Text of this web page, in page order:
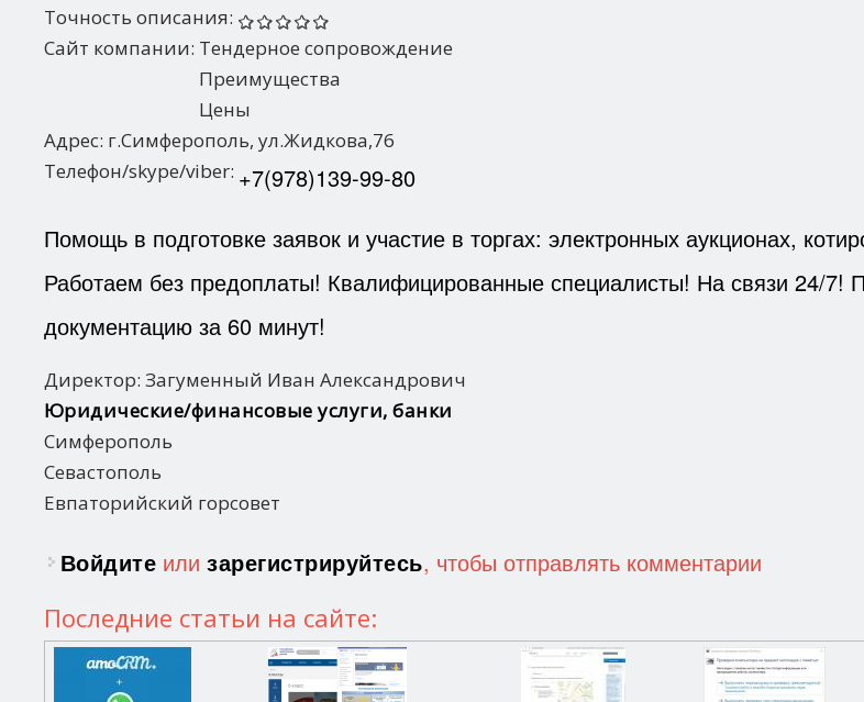
Точность описания:
Сайт компании: Тендерное сопровождение
Преимущества
Цены
Адрес: г.Симферополь, ул.Жидкова,76
Телефон/skype/viber: +7(978)139-99-80
Помощь в подготовке заявок и участие в торгах: электронных аукционах,
Работаем без предоплаты! Квалифицированные специалисты! На связи 24/7!
документацию за 60 минут!
Директор: Загуменный Иван Александрович
Юридические/финансовые услуги, банки
Симферополь
Севастополь
Евпаторийский горсовет
Войдите или зарегистрируйтесь, чтобы отправлять комментарии
Последние статьи на сайте: